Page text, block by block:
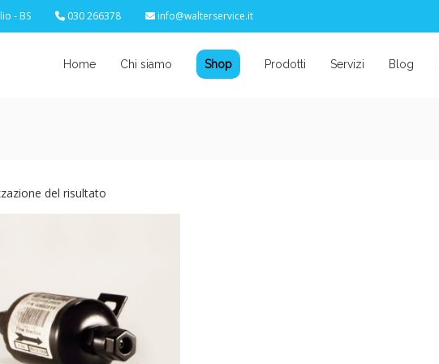
- BS 030 266378 info@walterservice.it
Home Chi siamo Shop Prodotti Servizi Blog
del risultato